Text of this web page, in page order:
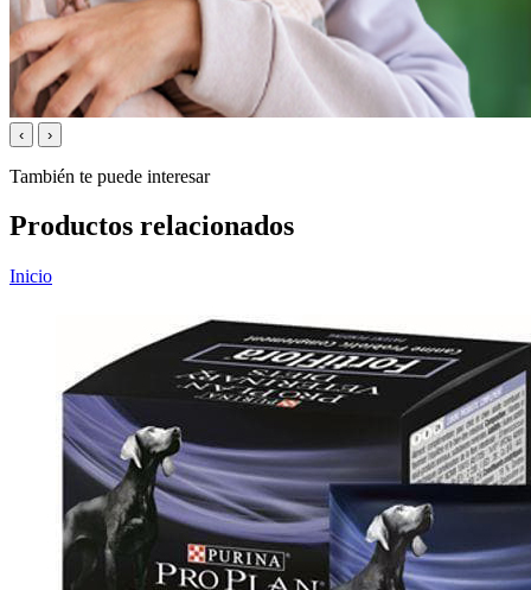
‹ ›
También te puede interesar
Productos relacionados
Inicio